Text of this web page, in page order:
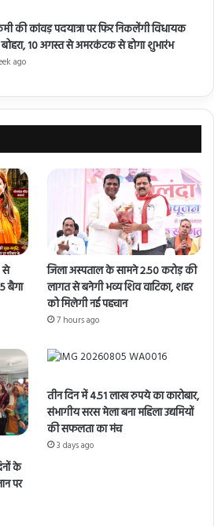
की कांवड़ पदयात्रा पर फिर निकलेंगी विधायक
बोहरा, 10 अगस्त से अमरकंटक से होगा शुभारंभ
ago
से
बैगा
जिला अस्पताल के सामने 2.50 करोड़ की
लागत से बनेगी भव्य शिव वाटिका, शहर
को मिलेगी नई पहचान
7 hours ago
के
पर
तीन दिन में 4.51 लाख रुपये का कारोबार,
संभागीय सरस मेला बना महिला उद्यमियों
की सफलता का मंच
3 days ago